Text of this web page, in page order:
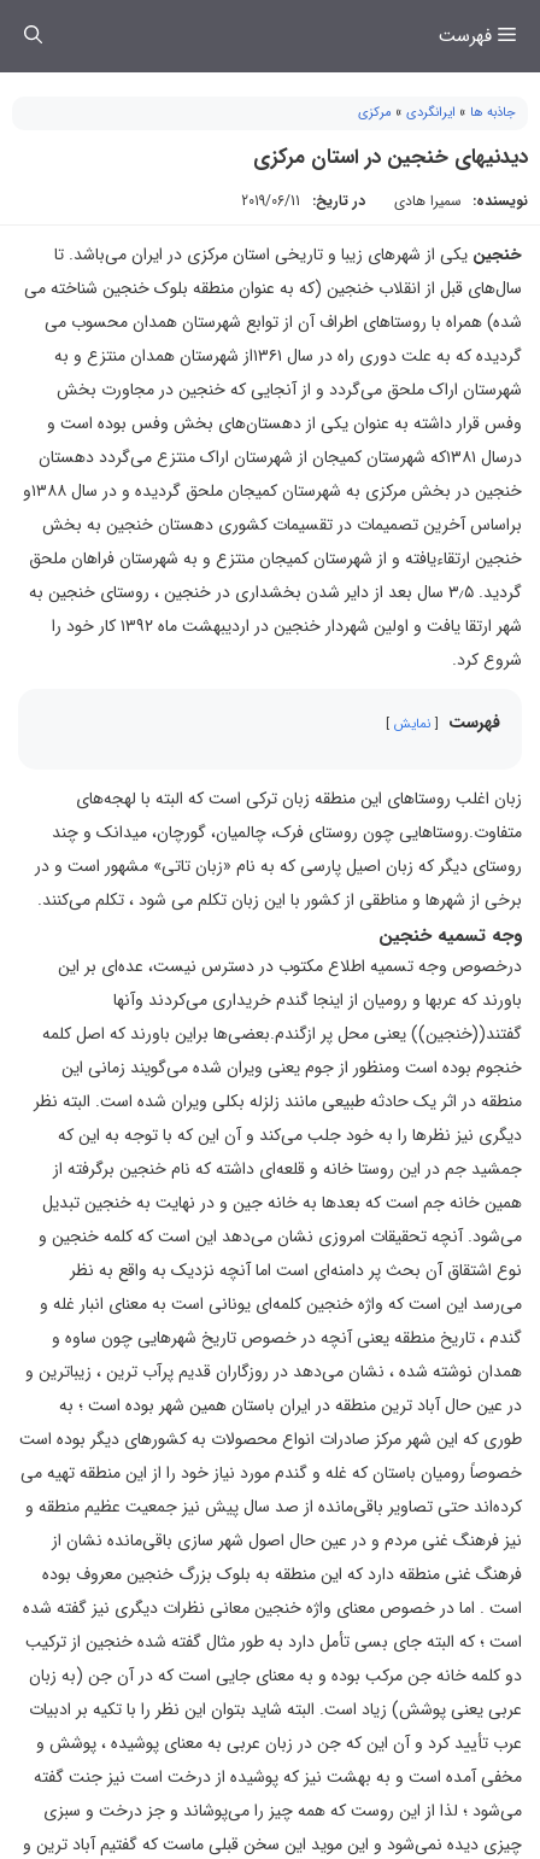
فهرست
جاذبه ها » ایرانگردی » مرکزی
دیدنیهای خنجین در استان مرکزی
نویسنده: سمیرا هادی در تاریخ: 2019/06/11
خنجین یکی از شهرهای زیبا و تاریخی استان مرکزی در ایران می‌باشد. تا
سال‌های قبل از انقلاب خنجین (که به عنوان منطقه بلوک خنجین شناخته می
شده) همراه با روستاهای اطراف آن از توابع شهرستان همدان محسوب می
گردیده که به علت دوری راه در سال ۱۳۶۱از شهرستان همدان منتزع و به
شهرستان اراک ملحق می‌گردد و از آنجایی که خنجین در مجاورت بخش
وفس قرار داشته به عنوان یکی از دهستان‌های بخش وفس بوده است و
درسال ۱۳۸۱که شهرستان کمیجان از شهرستان اراک منتزع می‌گردد دهستان
خنجین در بخش مرکزی به شهرستان کمیجان ملحق گردیده و در سال ۱۳۸۸و
براساس آخرین تصمیمات در تقسیمات کشوری دهستان خنجین به بخش
خنجین ارتقاءیافته و از شهرستان کمیجان منتزع و به شهرستان فراهان ملحق
گردید. ۳٫۵ سال بعد از دایر شدن بخشداری در خنجین ، روستای خنجین به
شهر ارتقا یافت و اولین شهردار خنجین در اردیبهشت ماه ۱۳۹۲ کار خود را
شروع کرد.
فهرست نمایش
زبان اغلب روستاهای این منطقه زبان ترکی است که البته با لهجه‌های
متفاوت.روستاهایی چون روستای فرک، چالمیان، گورچان، میدانک و چند
روستای دیگر که زبان اصیل پارسی که به نام «زبان تاتی» مشهور است و در
برخی از شهرها و مناطقی از کشور با این زبان تکلم می شود ، تکلم می‌کنند.
وجه تسمیه خنجین
درخصوص وجه تسمیه اطلاع مکتوب در دسترس نیست، عده‌ای بر این
باورند که عربها و رومیان از اینجا گندم خریداری می‌کردند وآنها
گفتند((خنجین)) یعنی محل پر ازگندم.بعضی‌ها براین باورند که اصل کلمه
خنجوم بوده است ومنظور از جوم یعنی ویران شده می‌گویند زمانی این
منطقه در اثر یک حادثه طبیعی مانند زلزله بکلی ویران شده است. البته نظر
دیگری نیز نظرها را به خود جلب می‌کند و آن این که با توجه به این که
جمشید جم در این روستا خانه و قلعه‌ای داشته که نام خنجین برگرفته از
همین خانه جم است که بعدها به خانه جین و در نهایت به خنجین تبدیل
می‌شود. آنچه تحقیقات امروزی نشان می‌دهد این است که کلمه خنجین و
نوع اشتقاق آن بحث پر دامنه‌ای است اما آنچه نزدیک به واقع به نظر
می‌رسد این است که واژه خنجین کلمه‌ای یونانی است به معنای انبار غله و
گندم ، تاریخ منطقه یعنی آنچه در خصوص تاریخ شهرهایی چون ساوه و
همدان نوشته شده ، نشان می‌دهد در روزگاران قدیم پرآب ترین ، زیباترین و
در عین حال آباد ترین منطقه در ایران باستان همین شهر بوده است ؛ به
طوری که این شهر مرکز صادرات انواع محصولات به کشورهای دیگر بوده است
خصوصاً رومیان باستان که غله و گندم مورد نیاز خود را از این منطقه تهیه می
کرده‌اند حتی تصاویر باقی‌مانده از صد سال پیش نیز جمعیت عظیم منطقه و
نیز فرهنگ غنی مردم و در عین حال اصول شهر سازی باقی‌مانده نشان از
فرهنگ غنی منطقه دارد که این منطقه به بلوک بزرگ خنجین معروف بوده
است . اما در خصوص معنای واژه خنجین معانی نظرات دیگری نیز گفته شده
است ؛ که البته جای بسی تأمل دارد به طور مثال گفته شده خنجین از ترکیب
دو کلمه خانه جن مرکب بوده و به معنای جایی است که در آن جن (به زبان
عربی یعنی پوشش) زیاد است. البته شاید بتوان این نظر را با تکیه بر ادبیات
عرب تأیید کرد و آن این که جن در زبان عربی به معنای پوشیده ، پوشش و
مخفی آمده است و به بهشت نیز که پوشیده از درخت است نیز جنت گفته
می‌شود ؛ لذا از این روست که همه چیز را می‌پوشاند و جز درخت و سبزی
چیزی دیده نمی‌شود و این موید این سخن قبلی ماست که گفتیم آباد ترین و